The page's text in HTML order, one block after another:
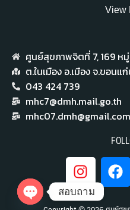
View
ศูนย์สุขภาพจิตที่ 7,​ 169 ห
ต.ในเมือง อ.เมือง จ.ขอน
043 424 739
mhc7@dmh.mail.go.th
mhc07.dmh@gmail.com
สอบถาม